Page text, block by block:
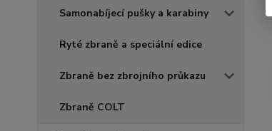
Samonabíjecí pušky a karabiny
Ryté zbraně a speciální edice
Zbraně bez zbrojního průkazu
Zbraně COLT